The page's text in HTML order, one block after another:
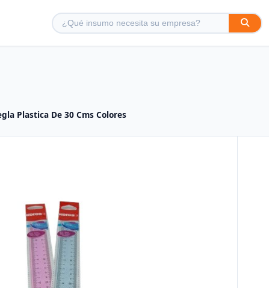
Plastica De 30 Cms Colores